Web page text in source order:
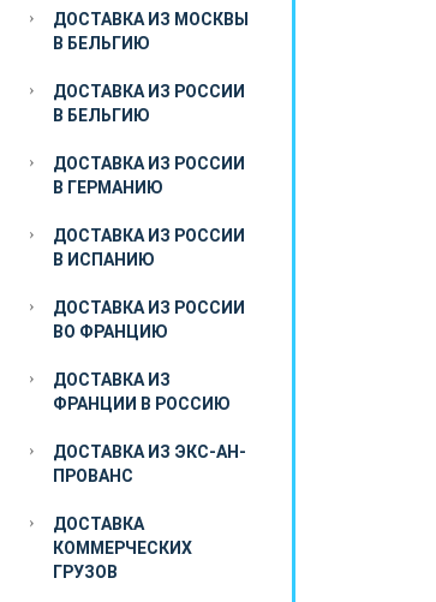
ДОСТАВКА ИЗ МОСКВЫ
В БЕЛЬГИЮ
ДОСТАВКА ИЗ РОССИИ
В БЕЛЬГИЮ
ДОСТАВКА ИЗ РОССИИ
В ГЕРМАНИЮ
ДОСТАВКА ИЗ РОССИИ
В ИСПАНИЮ
ДОСТАВКА ИЗ РОССИИ
ВО ФРАНЦИЮ
ДОСТАВКА ИЗ
ФРАНЦИИ В РОССИЮ
ДОСТАВКА ИЗ ЭКС-АН-
ПРОВАНС
ДОСТАВКА
КОММЕРЧЕСКИХ
ГРУЗОВ